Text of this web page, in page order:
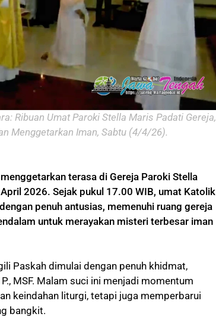
Ribuan Umat Paroki Stella Maris Padati Gereja,
Menggetarkan Iman, Sabtu (4/4/26).
terasa di Gereja Paroki Stella
2026. Sejak pukul 17.00 WIB, umat Katolik
penuh antusias, memenuhi ruang gereja
untuk merayakan misteri terbesar iman
Paskah dimulai dengan penuh khidmat,
MSF. Malam suci ini menjadi momentum
keindahan liturgi, tetapi juga memperbarui
bangkit.